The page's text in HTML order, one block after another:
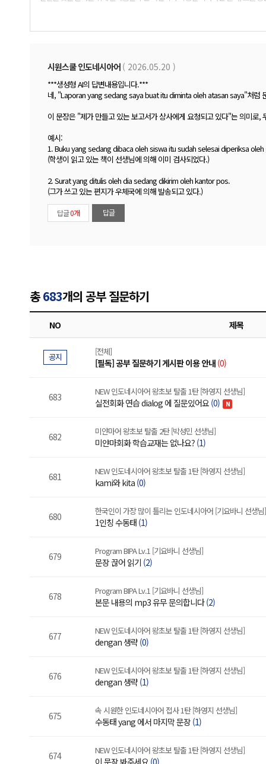
시원스쿨 인도네시아어 ( 2026.05.20 )
***생성형 AI의 답변내용입니다.***
네, "Laporan yang sedang saya buat itu diminta oleh atasan saya"처럼
이 문장은 "제가 만들고 있는 보고서가 상사에게 요청되고 있다"는 의미로
예시:
1. Buku yang sedang dibaca oleh siswa itu sudah selesai diperiksa oleh
(학생이 읽고 있는 책이 선생님에 의해 이미 검사되었다.)
2. Surat yang ditulis oleh dia sedang dikirim oleh kantor pos.
(그가 쓰고 있는 편지가 우체국에 의해 발송되고 있다.)
답글0개 답글
총683개의 공부 질문하기
NO 제목
공지 [전체]
[필독] 공부 질문하기 게시판 이용 안내 (0)
683 NEW 인도네시아어 왕초보 탈출 1탄 [하영지 선생님]
실전회화 연습 dialog 에 질문있어요 (0) N
682 미얀마어 왕초보 탈출 2탄 [박성민 선생님]
미얀마회화 학습교재는 없나요? (1)
681 NEW 인도네시아어 왕초보 탈출 1탄 [하영지 선생님]
kami와 kita (0)
680 한국인이 가장 많이 틀리는 인도네시아어 [기요바니 선생님]
1인칭 수동태 (1)
679 Program BIPA Lv.1 [기요바니 선생님]
문장 끊어 읽기 (2)
678 Program BIPA Lv.1 [기요바니 선생님]
본문 내용의 mp3 유무 문의합니다(2)
677 NEW 인도네시아어 왕초보 탈출 1탄 [하영지 선생님]
dengan 생략 (0)
676 NEW 인도네시아어 왕초보 탈출 1탄 [하영지 선생님]
dengan 생략 (1)
675 속 시원한 인도네시아어 접사 1탄 [하영지 선생님]
수동태 yang 에서 마지막 문장 (1)
674 NEW 인도네시아어 왕초보 탈출 1탄 [하영지 선생님]
이 문장 봐주세요 (0)